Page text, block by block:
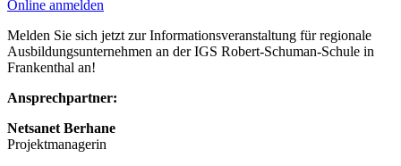
Online anmelden
Melden Sie sich jetzt zur Informationsveranstaltung für regionale
Ausbildungsunternehmen an der IGS Robert-Schuman-Schule in
Frankenthal an!
Ansprechpartner:
Netsanet Berhane
Projektmanagerin